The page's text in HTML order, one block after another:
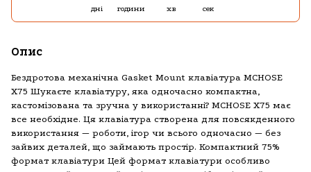
дні години хв сек
Опис
Бездротова механічна Gasket Mount клавіатура MCHOSE
X75 Шукаєте клавіатуру, яка одночасно компактна,
кастомізована та зручна у використанні? MCHOSE X75 має
все необхідне. Ця клавіатура створена для повсякденного
використання — роботи, ігор чи всього одночасно — без
зайвих деталей, що займають простір. Компактний 75%
формат клавіатури Цей формат клавіатури особливо